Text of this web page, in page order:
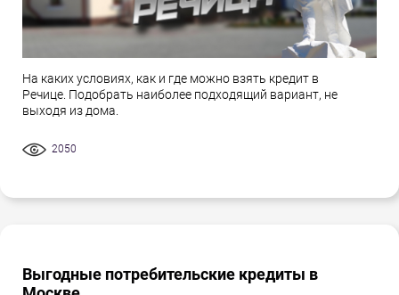
На каких условиях, как и где можно взять кредит в
Речице. Подобрать наиболее подходящий вариант, не
выходя из дома.
2050
Выгодные потребительские кредиты в